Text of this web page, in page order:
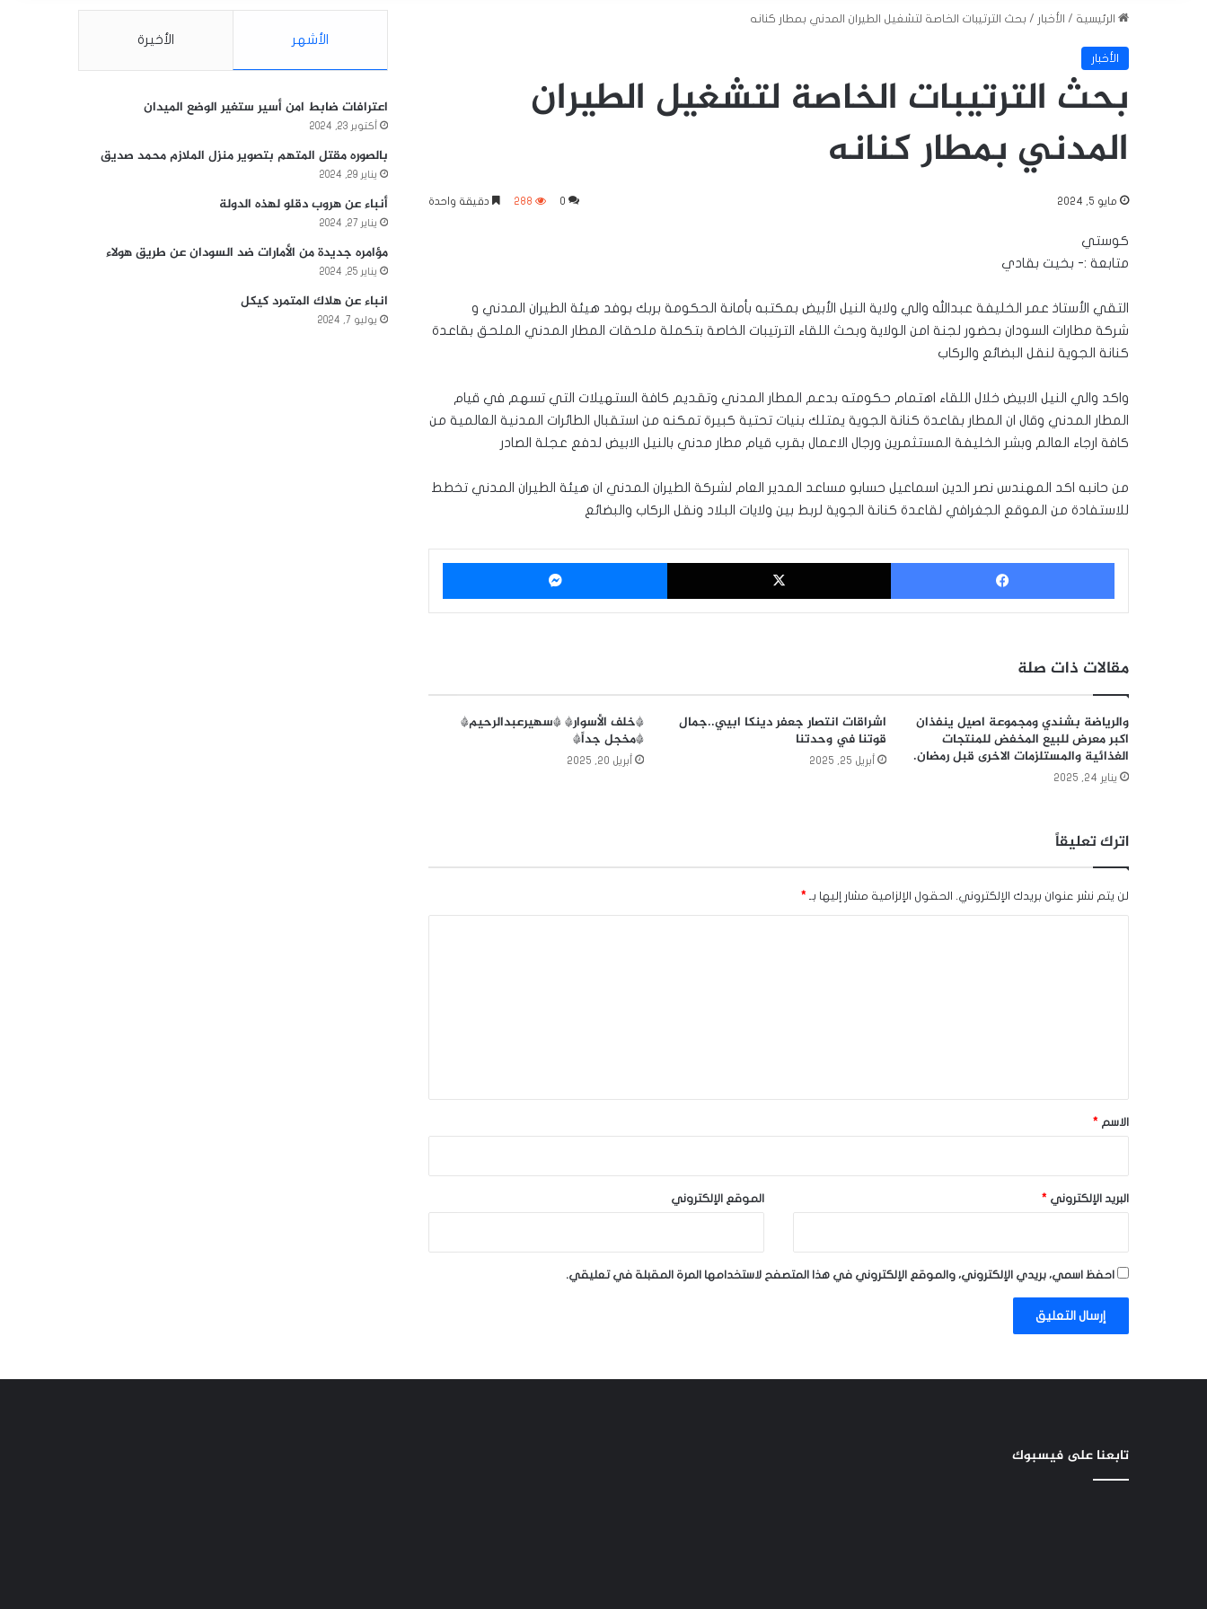
الرئيسية / الأخبار / بحث الترتيبات الخاصة لتشغيل الطيران المدني بمطار كنانه
الأخبار
بحث الترتيبات الخاصة لتشغيل الطيران
المدني بمطار كنانه
مايو 5, 2024 0
288 دقيقة واحدة
كوستي
متابعة :- بخيت بقادي
التقي الأستاذ عمر الخليفة عبدالله والي ولاية النيل الأبيض بمكتبه بأمانة الحكومة بربك بوفد هيئة الطيران المدني و
شركة مطارات السودان بحضور لجنة امن الولاية وبحث اللقاء الترتيبات الخاصة بتكملة ملحقات المطار المدني الملحق بقاعدة
كنانة الجوية لنقل البضائع والركاب
واكد والي النيل الابيض خلال اللقاء اهتمام حكومته بدعم المطار المدني وتقديم كافة الستهيلات التي تسهم في قيام
المطار المدني وقال ان المطار بقاعدة كنانة الجوية يمتلك بنيات تحتية كبيرة تمكنه من استقبال الطائرات المدنية العالمية من
كافة ارجاء العالم وبشر الخليفة المستثمرين ورجال الاعمال بقرب قيام مطار مدني بالنيل الابيض لدفع عجلة الصادر
من حانبه اكد المهندس نصر الدين اسماعيل حسابو مساعد المدير العام لشركة الطيران المدني ان هيئة الطيران المدني تخطط
للاستفادة من الموقع الجغرافي لقاعدة كنانة الجوية لربط بين ولايات البلاد ونقل الركاب والبضائع
فيسبوك ‫X
مقالات ذات صلة
والرياضة بشندي ومجموعة اصيل ينفذان
اكبر معرض للبيع المخفض للمنتجات
الغذائية والمستلزمات الاخرى قبل رمضان.
يناير 24, 2025
اشراقات انتصار جعفر دينكا ابيي..جمال
قوتنا في وحدتنا
أبريل 25, 2025
*خلف الأسوار* *سهيرعبدالرحيم*
*مخجل جداً*
أبريل 20, 2025
اترك تعليقاً
لن يتم نشر عنوان بريدك الإلكتروني. الحقول الإلزامية مشار إليها بـ *
*الاسم *
البريد الإلكتروني * الموقع الإلكتروني
احفظ اسمي، بريدي الإلكتروني، والموقع الإلكتروني في هذا المتصفح لاستخدامها المرة المقبلة في تعليقي.
الأشهر الأخيرة
اعترافات ضابط امن أسير ستغير الوضع الميدان
أكتوبر 23, 2024
بالصوره مقتل المتهم بتصوير منزل الملازم محمد صديق
يناير 29, 2024
أنباء عن هروب دقلو لهذه الدولة
يناير 27, 2024
مؤامره جديدة من الأمارات ضد السودان عن طريق هولاء
يناير 25, 2024
انباء عن هلاك المتمرد كيكل
يوليو 7, 2024
تابعنا على فيسبوك